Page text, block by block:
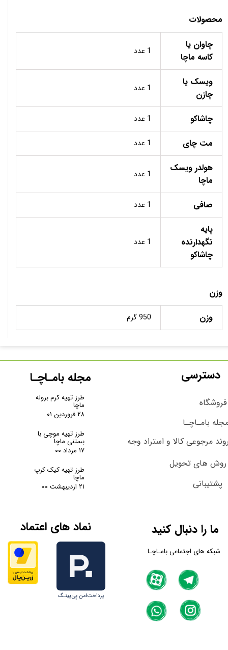
محصولات
چاوان یا
کاسه ماچا
1 عدد
ویسک یا
چازن
1 عدد
چاشاکو 1 عدد
مت چای 1 عدد
هولدر ویسک
ماچا
1 عدد
صافی 1 عدد
پایه
نگهدارنده
چاشاکو
1 عدد
وزن
وزن
950 گرم
دسترسی
فروشگاه
بامـاچـا
پشتیبانی
روش های تحویل
مرجوعی کالا و استراد وجه
شبکه های اجتماعی بامـاچـا
ما را دنبال کنید
مجله بامـاچـا
طرز تهیه کرم بروله
ماچا
۲۸ فروردین ۰۱
طرز تهیه موچی با
بستنی ماچا
۱۷ مرداد ۰۰
طرز تهیه کیک کرپ
ماچا
۲۱ اردیبهشت ۰۰
نماد های اعتماد